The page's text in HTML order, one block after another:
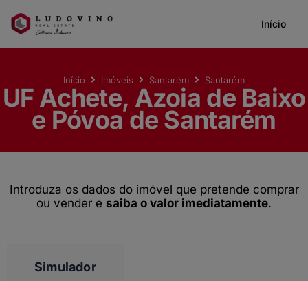
Início
Início Imóveis Santarém Santarém
UF Achete, Azoia de Baixo
e Póvoa de Santarém
Introduza os dados do imóvel que pretende comprar
ou vender e saiba o valor imediatamente.
Simulador